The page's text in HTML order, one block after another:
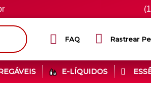
FAQ Rastrear
E-LÍQUIDOS